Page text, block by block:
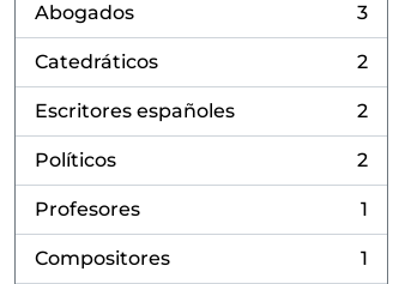
Abogados
, 3 results
3
Catedráticos
, 2 results
2
Escritores españoles
, 2 results
2
Políticos
, 2 results
2
Profesores
, 1 results
1
Compositores
, 1 results
1